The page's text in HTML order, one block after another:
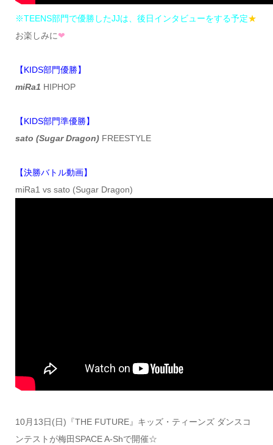
※TEENS部門で優勝したJJは、後日インタビューをする予定★
お楽しみに❤︎
【KIDS部門優勝】
miRa1 HIPHOP
【KIDS部門準優勝】
sato (Sugar Dragon)FREESTYLE
【決勝バトル動画】
miRa1 vs sato (Sugar Dragon)
10月13日(日)『THE FUTURE』キッズ・ティーンズ ダンスコ
ンテストが梅田SPACE A-Shで開催☆